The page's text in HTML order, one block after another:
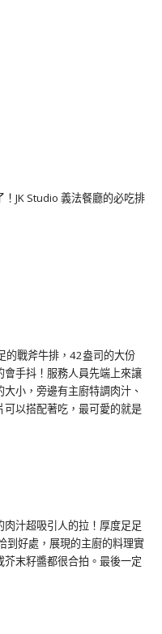
JK Studio 義法餐廳的必吃排
的戰斧牛排，42盎司的大份
手抖！服務人員先端上來讓
小，旁邊有主廚特調肉汁、
以搭配著吃，最可愛的就是
汁超吸引人的拉！厚度足足
到好處，展現的主廚的料理實
末籽醬都很合拍。最後一定